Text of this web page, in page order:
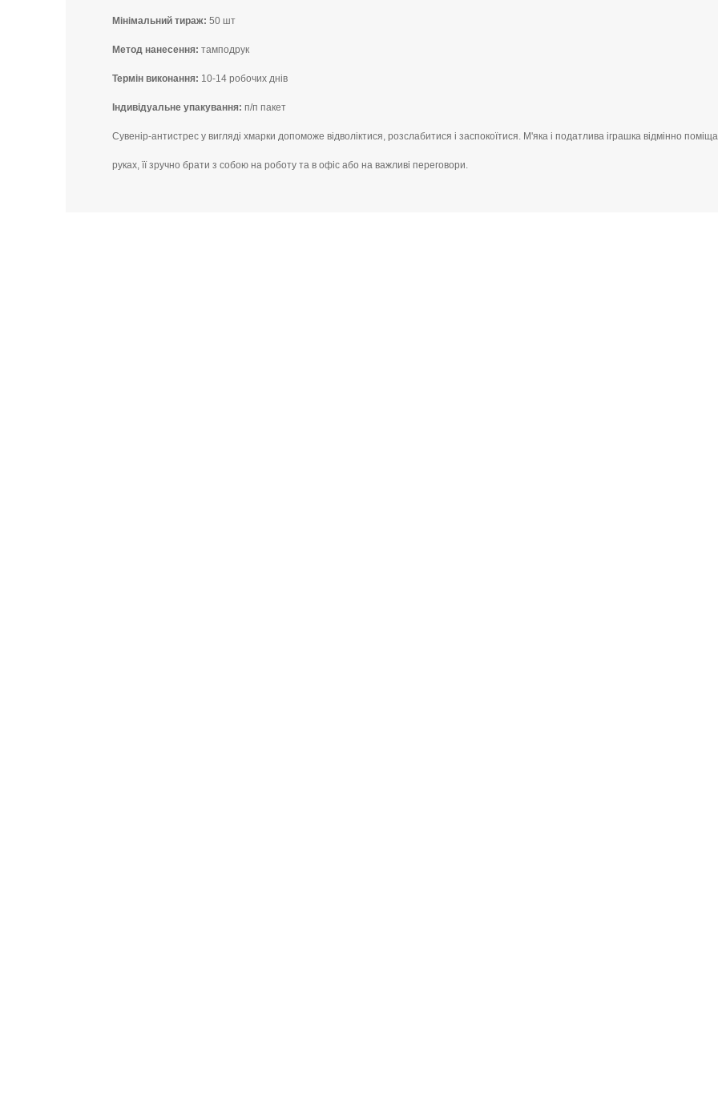
Мінімальний тираж: 50 шт
Метод нанесення: тамподрук
Термін виконання: 10-14 робочих днів
Індивідуальне упакування: п/п пакет
Сувенір-антистрес у вигляді хмарки допоможе відволіктися, розслабитися і заспокоїтися. М'яка і податлива іграшка відмінно
руках, її зручно брати з собою на роботу та в офіс або на важливі переговори.